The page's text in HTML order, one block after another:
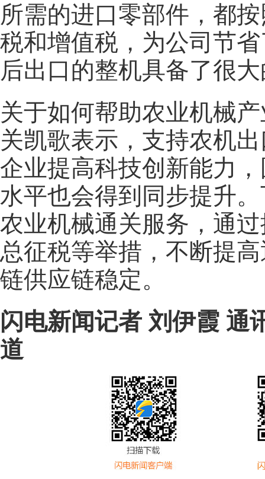
所需的进口零部件，都
税和增值税，为公司节
后出口的整机具备了很
关于如何帮助农业机械
关凯歌表示，支持农机
企业提高科技创新能力
水平也会得到同步提升
农业机械通关服务，通
总征税等举措，不断提
链供应链稳定。
闪电新闻记者 刘伊霞 通
道